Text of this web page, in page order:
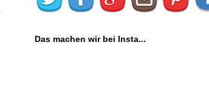
Das machen wir bei Insta...